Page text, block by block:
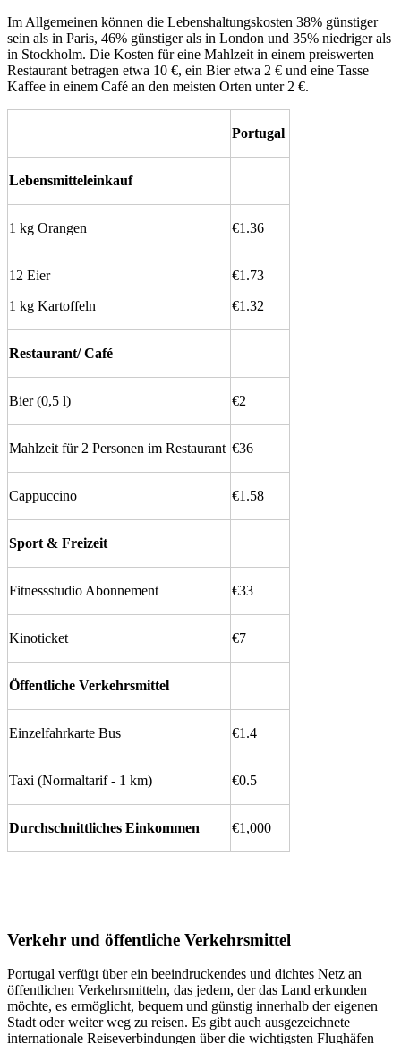
Im Allgemeinen können die Lebenshaltungskosten 38% günstiger
sein als in Paris, 46% günstiger als in London und 35% niedriger als
in Stockholm. Die Kosten für eine Mahlzeit in einem preiswerten
Restaurant betragen etwa 10 €, ein Bier etwa 2 € und eine Tasse
Kaffee in einem Café an den meisten Orten unter 2 €.
Portugal
Lebensmitteleinkauf
1 kg Orangen €1.36
12 Eier
1 kg Kartoffeln
€1.73
€1.32
Restaurant/ Café
Bier (0,5 l) €2
Mahlzeit für 2 Personen im Restaurant €36
Cappuccino €1.58
Sport & Freizeit
Fitnessstudio Abonnement €33
Kinoticket €7
Öffentliche Verkehrsmittel
Einzelfahrkarte Bus €1.4
Taxi (Normaltarif - 1 km) €0.5
Durchschnittliches Einkommen €1,000
Verkehr und öffentliche Verkehrsmittel
Portugal verfügt über ein beeindruckendes und dichtes Netz an
öffentlichen Verkehrsmitteln, das jedem, der das Land erkunden
möchte, es ermöglicht, bequem und günstig innerhalb der eigenen
Stadt oder weiter weg zu reisen. Es gibt auch ausgezeichnete
internationale Reiseverbindungen über die wichtigsten Flughäfen